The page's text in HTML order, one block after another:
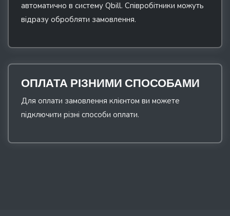
автоматично в систему Qbill. Співробітники можуть
відразу обробляти замовлення.
ОПЛАТА РІЗНИМИ СПОСОБАМИ
Для оплати замовлення клієнтом ви можете
підключити різні способи оплати.